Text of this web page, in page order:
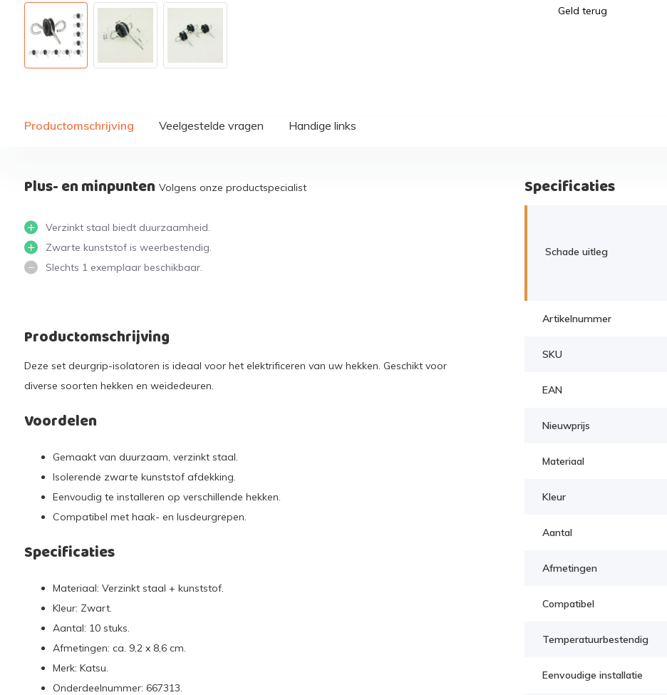
Geld terug
Productomschrijving Veelgestelde vragen Handige links
Plus- en minpunten Volgens onze productspecialist
Verzinkt staal biedt duurzaamheid.
Zwarte kunststof is weerbestendig.
Slechts 1 exemplaar beschikbaar.
Productomschrijving
Deze set deurgrip-isolatoren is ideaal voor het elektrificeren van uw hekken. Geschikt voor
diverse soorten hekken en weidedeuren.
Voordelen
Gemaakt van duurzaam, verzinkt staal.
Isolerende zwarte kunststof afdekking.
Eenvoudig te installeren op verschillende hekken.
Compatibel met haak- en lusdeurgrepen.
Specificaties
Materiaal: Verzinkt staal + kunststof.
Kleur: Zwart.
Aantal: 10 stuks.
Afmetingen: ca. 9,2 x 8,6 cm.
Merk: Katsu.
Onderdeelnummer: 667313.
Specificaties
Schade uitleg
Artikelnummer
SKU
EAN
Nieuwprijs
Materiaal
Kleur
Aantal
Afmetingen
Compatibel
Temperatuurbestendig
Eenvoudige installatie